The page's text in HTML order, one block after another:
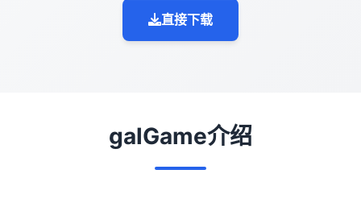
直接下载
galGame介绍